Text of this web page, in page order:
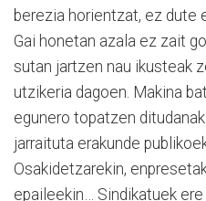
berezia horientzat, ez dute
Gai honetan azala ez zait
sutan jartzen nau ikusteak
utzikeria dagoen. Makina
egunero topatzen
jarraituta erakunde
Osakidetzarekin,
epaileekin… Sindikatuek